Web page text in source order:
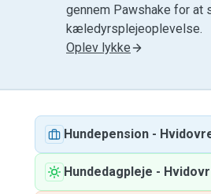
gennem Pawshake for at
kæledyrsplejeoplevelse.
Oplev lykke
Hundepension -
Hundedagpleje -